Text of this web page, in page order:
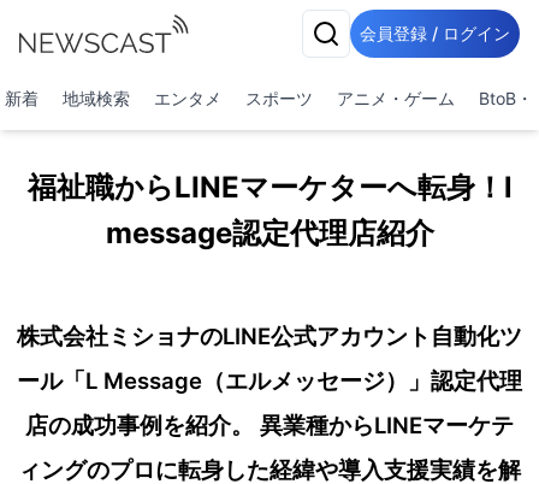
会員登録 / ログイン
新着 地域検索 エンタメ スポーツ アニメ・ゲーム BtoB・
福祉職からLINEマーケターへ転身！l
message認定代理店紹介
株式会社ミショナのLINE公式アカウント自動化ツ
ール「L Message（エルメッセージ）」認定代理
店の成功事例を紹介。 異業種からLINEマーケテ
ィングのプロに転身した経緯や導入支援実績を解